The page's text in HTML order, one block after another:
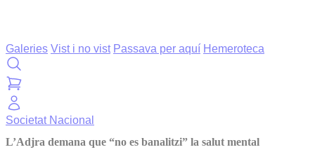
Galeries Vist i no vist Passava per aquí Hemeroteca
Societat Nacional
L’Adjra demana que “no es banalitzi” la salut mental